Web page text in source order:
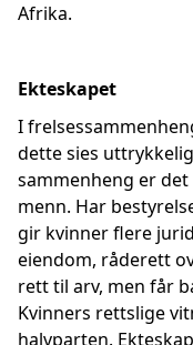
Afrika.
Ekteskapet
I
dette sies
sammenheng er
menn. Har
gir kvinner flere
eiendom, råderett
rett til arv, men får
Kvinners rettslige
halvparten.